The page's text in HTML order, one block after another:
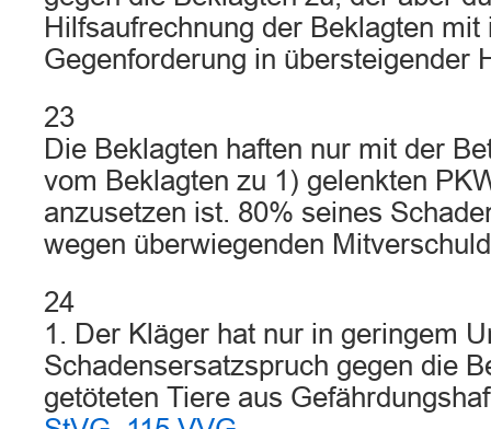
Hilfsaufrechnung der Beklagten mit
Gegenforderung in übersteigender
23
Die Beklagten haften nur mit der
vom Beklagten zu 1) gelenkten
anzusetzen ist. 80% seines
wegen überwiegenden
24
1. Der Kläger hat nur in geringem
Schadensersatzspruch gegen die
getöteten Tiere aus